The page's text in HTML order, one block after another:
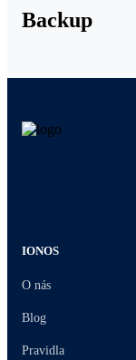
Backup
IONOS
O nás
Blog
Pravidla